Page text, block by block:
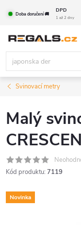
Doba doručení 🚚
DPD
1 až 2 dny
Svinovací metry
Malý
Kód produktu: 7119
Novinka